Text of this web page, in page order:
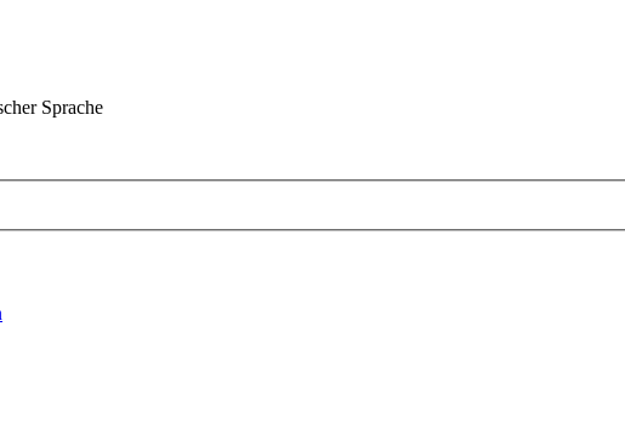
Sprache